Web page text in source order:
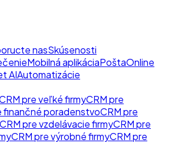
nasSkúsenosti
Mobilná aplikáciaPoštaOnline
AIAutomatizácie
pre veľké firmyCRM pre
finančné poradenstvoCRM pre
CRM pre vzdelávacie firmyCRM pre
CRM pre výrobné firmyCRM pre